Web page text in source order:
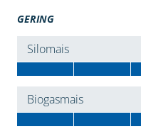
GERING
Silomais
Biogasmais